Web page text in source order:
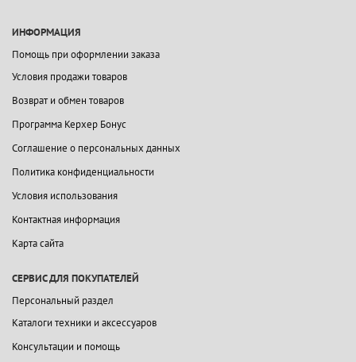
ИНФОРМАЦИЯ
Помощь при оформлении заказа
Условия продажи товаров
Возврат и обмен товаров
Программа Керхер Бонус
Соглашение о персональных данных
Политика конфиденциальности
Условия использования
Контактная информация
Карта сайта
СЕРВИС ДЛЯ ПОКУПАТЕЛЕЙ
Персональный раздел
Каталоги техники и аксессуаров
Консультации и помощь